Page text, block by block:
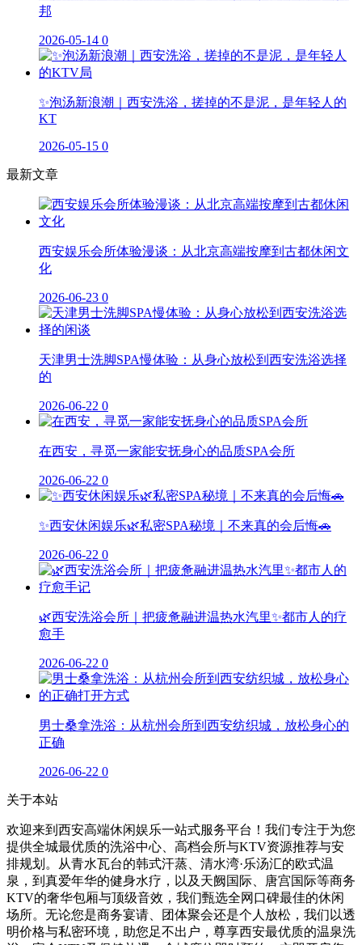
邦
2026-05-14 0
✨泡汤新浪潮｜西安洗浴，搓掉的不是泥，是年轻人的
KT
2026-05-15 0
最新文章
西安娱乐会所体验漫谈：从北京高端按摩到古都休闲文
化
2026-06-23 0
天津男士洗脚SPA慢体验：从身心放松到西安洗浴选择
的
2026-06-22 0
在西安，寻觅一家能安抚身心的品质SPA会所
2026-06-22 0
✨西安休闲娱乐🌿私密SPA秘境｜不来真的会后悔🚗
2026-06-22 0
🌿西安洗浴会所｜把疲惫融进温热水汽里✨都市人的疗
愈手
2026-06-22 0
男士桑拿洗浴：从杭州会所到西安纺织城，放松身心的
正确
2026-06-22 0
关于本站
欢迎来到西安高端休闲娱乐一站式服务平台！我们专注于为您
提供全城最优质的洗浴中心、高档会所与KTV资源推荐与安
排规划。从青水瓦台的韩式汗蒸、清水湾·乐汤汇的欧式温
泉，到真爱年华的健身水疗，以及天阙国际、唐宫国际等商务
KTV的奢华包厢与顶级音效，我们甄选全网口碑最佳的休闲
场所。无论您是商务宴请、团体聚会还是个人放松，我们以透
明价格与私密环境，助您足不出户，尊享西安最优质的温泉洗